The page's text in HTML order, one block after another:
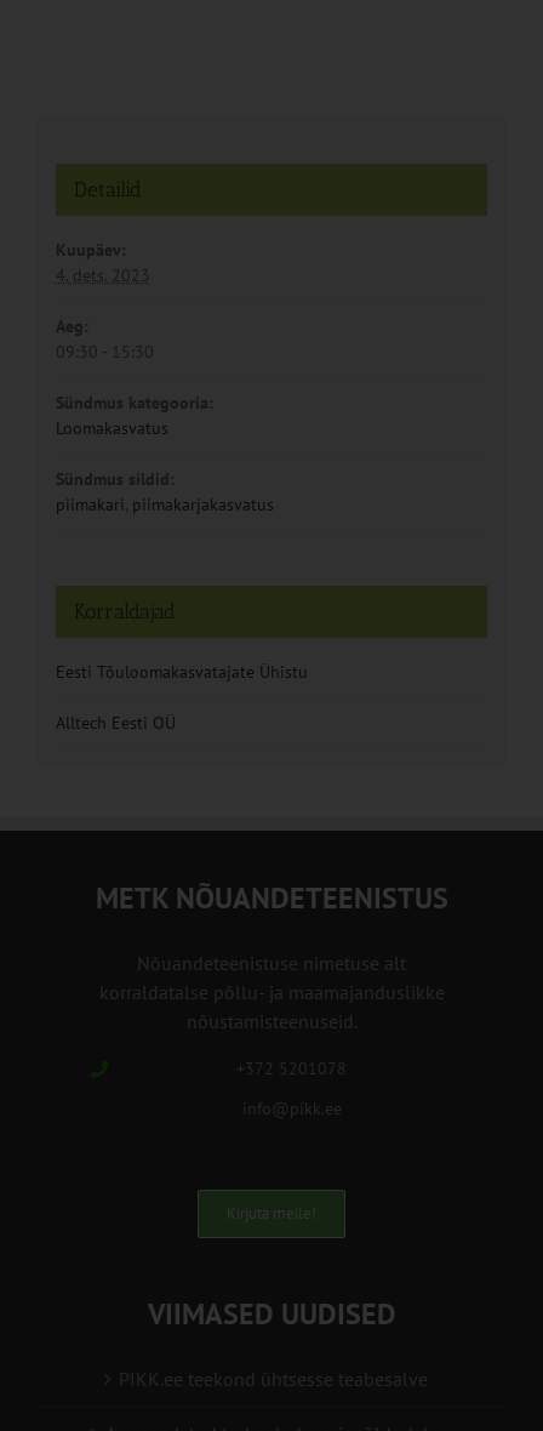
Detailid
Kuupäev:
4. dets. 2023
Aeg:
09:30 - 15:30
Sündmus kategooria:
Loomakasvatus
Sündmus sildid:
piimakari, piimakarjakasvatus
Korraldajad
Eesti Tõuloomakasvatajate Ühistu
Alltech Eesti OÜ
METK NÕUANDETEENISTUS
Nõuandeteenistuse nimetuse alt
korraldatalse põllu- ja maamajanduslikke
nõustamisteenuseid.
+372 5201078
info@pikk.ee
Kirjuta meile!
VIIMASED UUDISED
PIKK.ee teekond ühtsesse teabesalve